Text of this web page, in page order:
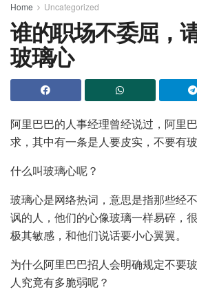
Home Uncategorized
谁的职场不委屈，
玻璃心
阿里巴巴的人事经理曾经说过，阿里
求，其中有一条是人要皮实，不要有玻
什么叫玻璃心呢？
玻璃心是网络热词，意思是指那些经
讽的人，他们的心像玻璃一样易碎，
极其敏感，和他们说话要小心翼翼。
为什么阿里巴巴招人会明确规定不要
人究竟有多脆弱呢？